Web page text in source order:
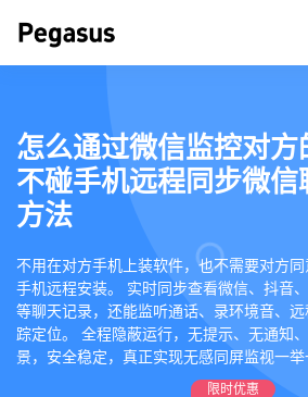
怎么通过微信监控对方
不碰手机远程同步微
方法
不用在对方手机上装软件，也不需要对方
手机远程安装。 实时同步查看微信、抖音
等聊天记录，还能监听通话、录环境音、
踪定位。 全程隐蔽运行，无提示、无通知
景，安全稳定，真正实现无感同屏监视一举
限时优惠